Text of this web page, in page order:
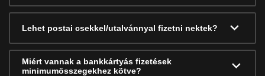
Lehet postai csekkel/utalvánnyal fizetni nektek?
Miért vannak a bankkártyás fizetések
minimumösszegekhez kötve?